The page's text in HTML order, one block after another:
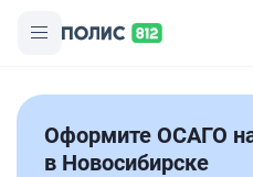
Оформите ОСАГО
в Новосибирске